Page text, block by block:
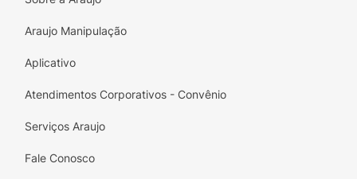
Araujo Manipulação
Aplicativo
Atendimentos Corporativos - Convênio
Serviços Araujo
Fale Conosco